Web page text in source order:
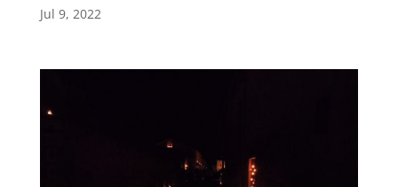
Jul 9, 2022